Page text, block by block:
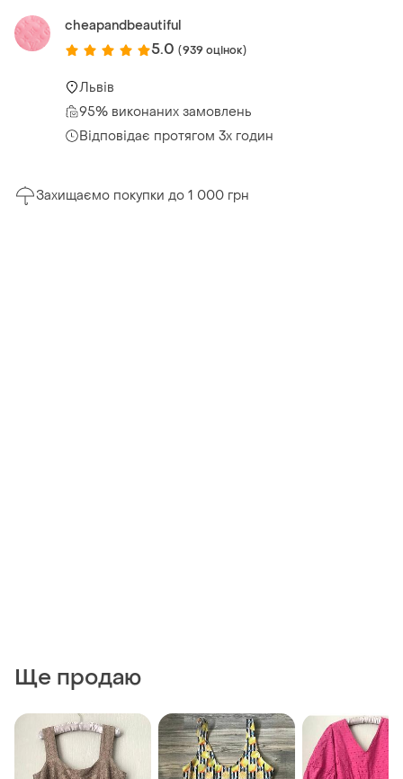
cheapandbeautiful
5.0 (939 оцінок)
Львів
95% виконаних замовлень
Відповідає протягом 3х годин
Захищаємо покупки до 1 000 грн
Ще продаю